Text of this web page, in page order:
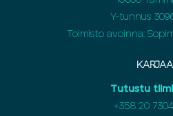
Y-tunnus
Toimisto avoinna:
KARJAA
Tutustu
+358 20